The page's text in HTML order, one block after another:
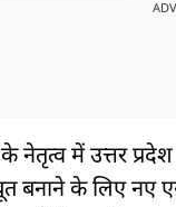
नेतृत्व में उत्तर प्रदेश
के लिए नए